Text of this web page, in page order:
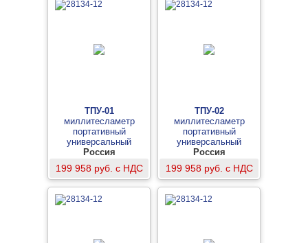
ТПУ-01
миллитесламетр
портативный
универсальный
Россия
199 958 руб. с НДС
ТПУ-02
миллитесламетр
портативный
универсальный
Россия
199 958 руб. с НДС